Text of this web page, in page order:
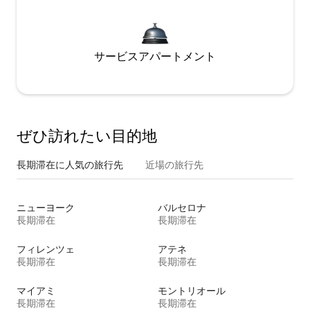
サービスアパートメント
ぜひ訪⁠れ⁠た⁠い目⁠的⁠地
長期滞在に人気の旅行先 近場の旅行先
ニューヨーク
長期滞在
バルセロナ
長期滞在
フィレンツェ
長期滞在
アテネ
長期滞在
マイアミ
長期滞在
モントリオール
長期滞在